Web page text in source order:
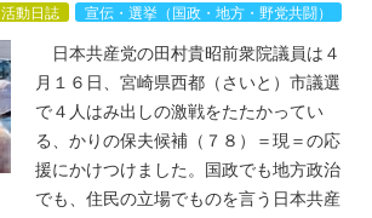
活動日誌 宣伝・選挙（国政・地方・野党共闘）
日本共産党の田村貴昭前衆院議員は４
月１６日、宮崎県西都（さいと）市議選
で４人はみ出しの激戦をたたかってい
る、かりの保夫候補（７８）＝現＝の応
援にかけつけました。国政でも地方政治
でも、住民の立場でものを言う日本共産